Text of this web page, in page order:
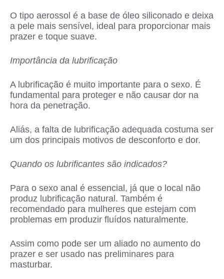
O tipo aerossol é a base de óleo siliconado e deixa
a pele mais sensível, ideal para proporcionar mais
prazer e toque suave.
Importância da lubrificação
A lubrificação é muito importante para o sexo. É
fundamental para proteger e não causar dor na
hora da penetração.
Aliás, a falta de lubrificação adequada costuma ser
um dos principais motivos de desconforto e dor.
Quando os lubrificantes são indicados?
Para o sexo anal é essencial, já que o local não
produz lubrificação natural. Também é
recomendado para mulheres que estejam com
problemas em produzir fluídos naturalmente.
Assim como pode ser um aliado no aumento do
prazer e ser usado nas preliminares para
masturbar.